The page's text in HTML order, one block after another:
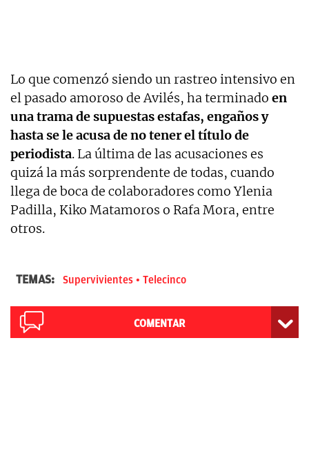
Lo que comenzó siendo un rastreo intensivo en
el pasado amoroso de Avilés, ha terminado en
una trama de supuestas estafas, engaños y
hasta se le acusa de no tener el título de
periodista. La última de las acusaciones es
quizá la más sorprendente de todas, cuando
llega de boca de colaboradores como Ylenia
Padilla, Kiko Matamoros o Rafa Mora, entre
otros.
TEMAS: Supervivientes Telecinco
COMENTAR